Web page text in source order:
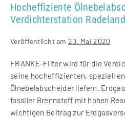
Hocheffiziente
Verdichterstation
Veröffentlicht am 20. Mai 2020
FRANKE-Filter wird für die
seine hocheffizienten, speziell
Ölnebelabscheider liefern.
fossiler Brennstoff mit hohen
wichtigen Beitrag zur